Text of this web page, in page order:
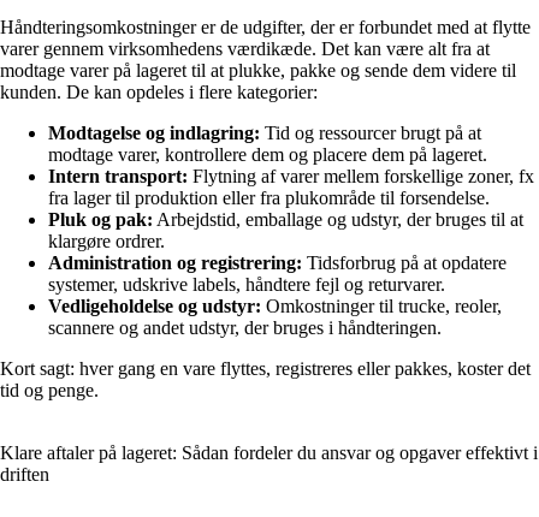
Håndteringsomkostninger er de udgifter, der er forbundet med at flytte
varer gennem virksomhedens værdikæde. Det kan være alt fra at
modtage varer på lageret til at plukke, pakke og sende dem videre til
kunden. De kan opdeles i flere kategorier:
Modtagelse og indlagring: Tid og ressourcer brugt på at
modtage varer, kontrollere dem og placere dem på lageret.
Intern transport: Flytning af varer mellem forskellige zoner, fx
fra lager til produktion eller fra plukområde til forsendelse.
Pluk og pak: Arbejdstid, emballage og udstyr, der bruges til at
klargøre ordrer.
Administration og registrering: Tidsforbrug på at opdatere
systemer, udskrive labels, håndtere fejl og returvarer.
Vedligeholdelse og udstyr: Omkostninger til trucke, reoler,
scannere og andet udstyr, der bruges i håndteringen.
Kort sagt: hver gang en vare flyttes, registreres eller pakkes, koster det
tid og penge.
Klare aftaler på lageret: Sådan fordeler du ansvar og opgaver effektivt i
driften